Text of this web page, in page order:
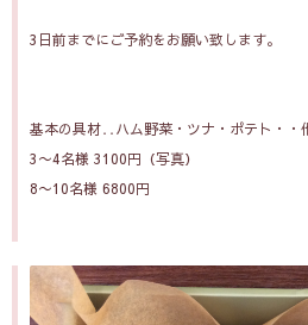
3日前までにご予約をお願い致します。
基本の具材‥ハム野菜・ツナ・ポテト・・
3〜4名様 3100円（写真）
8〜10名様 6800円